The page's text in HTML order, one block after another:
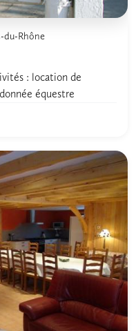
du-Rhône
: location de
équestre